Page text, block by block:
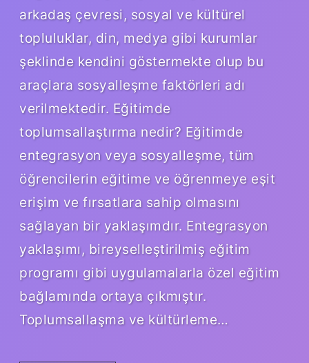
arkadaş çevresi, sosyal ve kültürel
topluluklar, din, medya gibi kurumlar
şeklinde kendini göstermekte olup bu
araçlara sosyalleşme faktörleri adı
verilmektedir. Eğitimde
toplumsallaştırma nedir? Eğitimde
entegrasyon veya sosyalleşme, tüm
öğrencilerin eğitime ve öğrenmeye eşit
erişim ve fırsatlara sahip olmasını
sağlayan bir yaklaşımdır. Entegrasyon
yaklaşımı, bireyselleştirilmiş eğitim
programı gibi uygulamalarla özel eğitim
bağlamında ortaya çıkmıştır.
Toplumsallaşma ve kültürleme…